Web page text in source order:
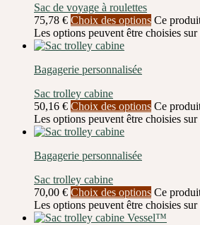
Sac de voyage à roulettes
75,78 € Choix des options Ce
Les options peuvent être choisies
Bagagerie personnalisée
Sac trolley cabine
50,16 € Choix des options Ce
Les options peuvent être choisies
Bagagerie personnalisée
Sac trolley cabine
70,00 € Choix des options Ce
Les options peuvent être choisies